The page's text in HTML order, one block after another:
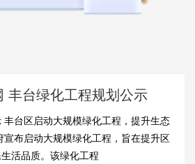
丰台绿化工程规划公示
丰台区启动大规模绿化工程，提升生态
宣布启动大规模绿化工程，旨在提升区
活品质。该绿化工程